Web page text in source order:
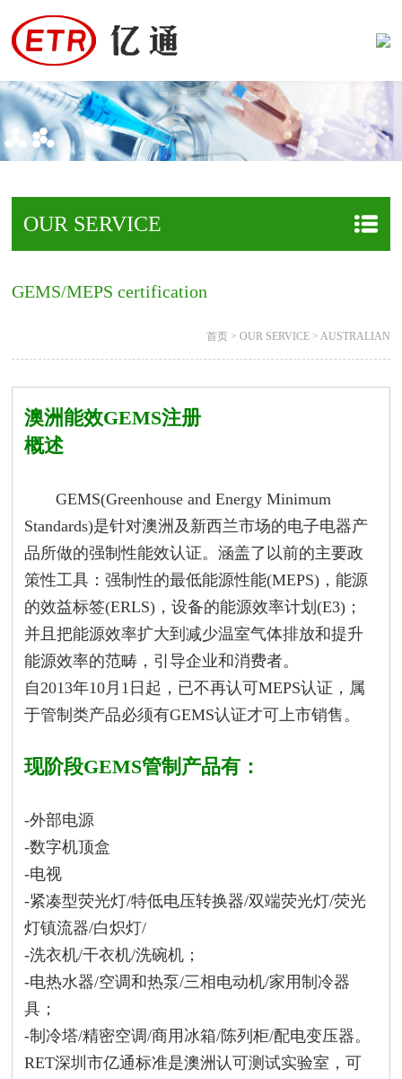
OUR SERVICE
GEMS/MEPS certification
首页> OUR SERVICE> AUSTRALIAN
澳洲能效GEMS注册
概述
GEMS(Greenhouse and Energy Minimum
Standards)是针对澳洲及新西兰市场的电子电器产
品所做的强制性能效认证。涵盖了以前的主要政
策性工具：强制性的最低能源性能(MEPS)，能源
的效益标签(ERLS)，设备的能源效率计划(E3)；
并且把能源效率扩大到减少温室气体排放和提升
能源效率的范畴，引导企业和消费者。
自2013年10月1日起，已不再认可MEPS认证，属
于管制类产品必须有GEMS认证才可上市销售。
现阶段GEMS管制产品有：
-外部电源
-数字机顶盒
-电视
-紧凑型荧光灯/特低电压转换器/双端荧光灯/荧光
灯镇流器/白炽灯/
-洗衣机/干衣机/洗碗机；
-电热水器/空调和热泵/三相电动机/家用制冷器
具；
-制冷塔/精密空调/商用冰箱/陈列柜/配电变压器。
RET深圳市亿通标准是澳洲认可测试实验室，可